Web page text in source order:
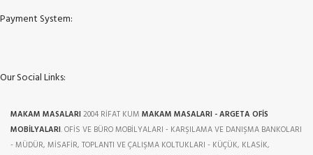
Payment System:
Our Social Links:
MAKAM MASALARI 2004 RİFAT KUM MAKAM MASALARI - ARGETA OFİS
MOBİLYALARI. OFİS VE BÜRO MOBİLYALARI - KARŞILAMA VE DANIŞMA BANKOLARI
- MÜDÜR, MİSAFİR, TOPLANTI VE ÇALIŞMA KOLTUKLARI - KÜÇÜK, KLASİK,